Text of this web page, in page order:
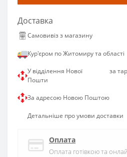
Доставка
Самовивіз з магазину
Кур'єром по Житомиру та області
У відділення Нової
Пошти
за
За адресою Новою Поштою
Детальніше про умови доставки
Оплата
Оплата готівкою та